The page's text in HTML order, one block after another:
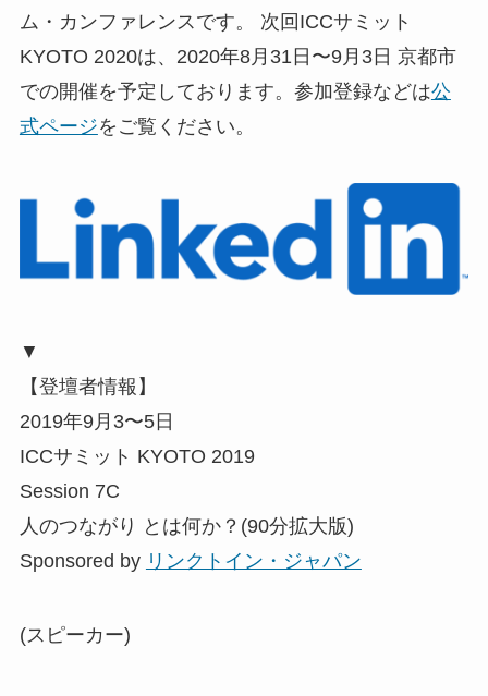
ム・カンファレンスです。 次回ICCサミット
KYOTO 2020は、2020年8月31日〜9月3日 京都市
での開催を予定しております。参加登録などは公
式ページをご覧ください。
▼
【登壇者情報】
2019年9月3〜5日
ICCサミット KYOTO 2019
Session 7C
人のつながり とは何か？(90分拡大版)
Sponsored by リンクトイン・ジャパン
(スピーカー)